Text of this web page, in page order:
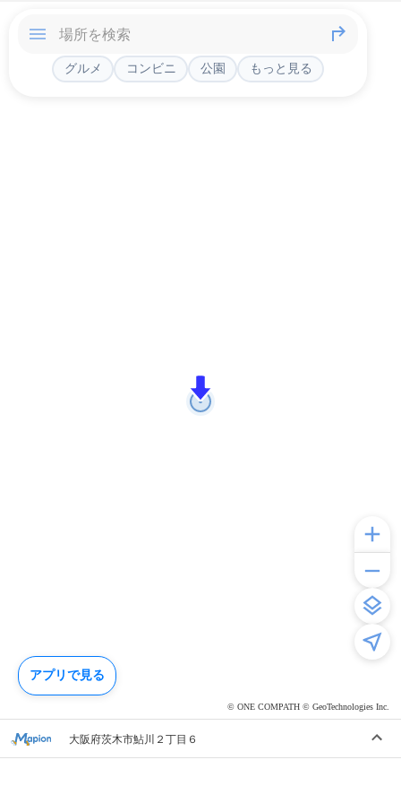
© ONE COMPATH © GeoTechnologies Inc.
グルメ コンビニ 公園 もっと見る
大阪府茨木市鮎川２丁目６
アプリで見る